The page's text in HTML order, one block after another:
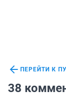
ПЕРЕЙТИ К
38